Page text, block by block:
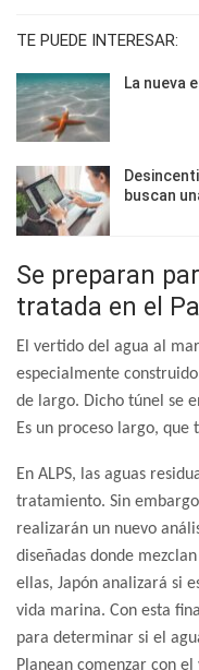
TE PUEDE INTERESAR:
La nueva
buscan
Se preparan
tratada en el
El vertido del agua al
especialmente
de largo. Dicho túnel se
Es un proceso largo,
En ALPS, las aguas
tratamiento. Sin
realizarán un nuevo
diseñadas donde
ellas, Japón analizará si
vida marina. Con esta
para determinar si el
Planean comenzar con